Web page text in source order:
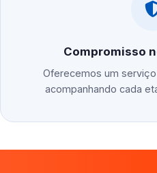
Compromisso
Oferecemos um
acompanhando cada